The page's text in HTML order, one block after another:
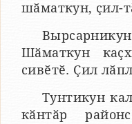
шӑматкун, ҫил-
Шӑматкун
сивӗтӗ. Ҫил
Тунтикун
кӑнтӑр